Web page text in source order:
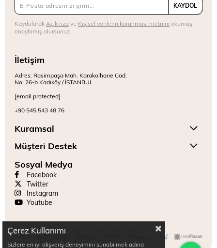
KAYDOL
Kaydolarak Açık rızave Kişisel verilerin korunması metnini okumuş,
onaylamış olursunuz.
İletişim
Adres: Rasimpaşa Mah. Karakolhane Cad.
No: 26-b Kadıköy / İSTANBUL
[email protected]
+90 545 543 48 76
Kuramsal
Müşteri Destek
Sosyal Medya
Facebook
Twitter
Instagram
Youtube
Copyright © 2024 Mitr. Tüm hakları saklıdır.
Çerez Kullanımı
Sizlere en iyi alışveriş deneyimini sunabilmek adına